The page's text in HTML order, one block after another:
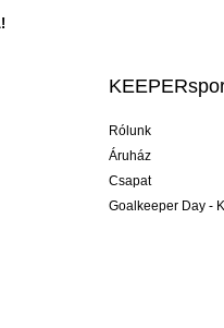
Rólunk
Áruház
Csapat
Goalkeeper Day -